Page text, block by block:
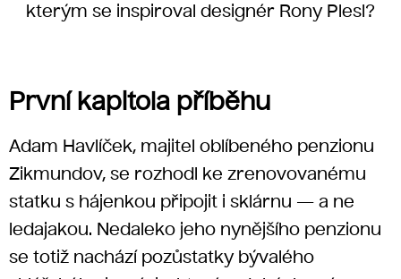
kterým se inspiroval designér Rony Plesl?
První kapitola příběhu
Adam Havlíček, majitel oblíbeného penzionu
Zikmundov, se rozhodl ke zrenovovanému
statku s hájenkou připojit i sklárnu — a ne
ledajakou. Nedaleko jeho nynějšího penzionu
se totiž nachází pozůstatky bývalého